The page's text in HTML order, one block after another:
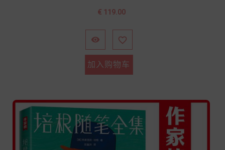
价
€ 119.00
 
加入购物车